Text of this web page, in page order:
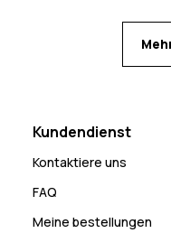
Kundendienst
Kontaktiere uns
FAQ
Meine bestellungen